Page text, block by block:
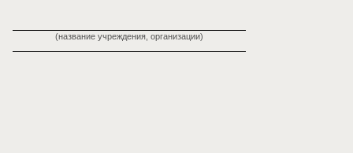
(название учреждения, организации)